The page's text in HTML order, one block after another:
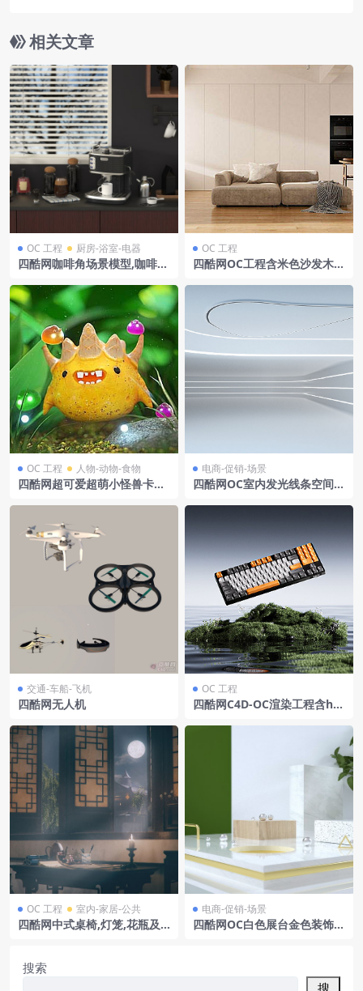
相关文章
OC 工程 厨房-浴室-电器
四酷网咖啡角场景模型,咖啡
造
OC 工程
四酷网OC工程含米色沙发木质
OC 工程 人物-动物-食物
四酷网超可爱超萌小怪兽卡通i
电商-促销-场景
四酷网OC室内发光线条空间场
交通-车船-飞机
四酷网无人机
OC 工程
四酷网C4D-OC渲染工程含ha
背景
OC 工程 室内-家居-公共
四酷网中式桌椅,灯笼,花瓶及
电商-促销-场景
四酷网OC白色展台金色装饰白
搜索
搜